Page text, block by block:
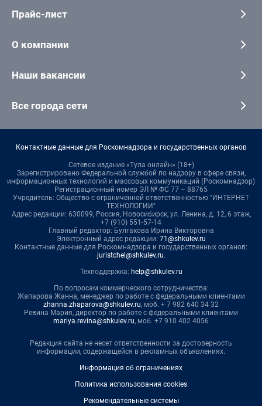
Прайс-лист
О компании
Наши вакансии
Все города сети
Контактные данные для Роскомнадзора и государственных органов
Сетевое издание «Тула онлайн» (18+)
Зарегистрировано Федеральной службой по надзору в сфере связи,
информационных технологий и массовых коммуникаций (Роскомнадзор)
Регистрационный номер ЭЛ № ФС 77 – 88765
Учредитель: Общество с ограниченной ответственностью "ИНТЕРНЕТ
ТЕХНОЛОГИИ"
Адрес редакции: 630099, Россия, Новосибирск, ул. Ленина, д. 12, 6 этаж,
+7 (910) 551-57-14
Главный редактор: Булгакова Ирина Викторовна
Электронный адрес редакции: 71@shkulev.ru
Контактные данные для Роскомнадзора и государственных органов:
juristchel@shkulev.ru.
Техподдержка: help@shkulev.ru
По вопросам коммерческого сотрудничества:
Жапарова Жанна, менеджер по работе с федеральными клиентами
zhanna.zhaparova@shkulev.ru, моб. + 7 982 640 34 32
Ревина Мария, директор по работе с федеральными клиентами
mariya.revina@shkulev.ru, моб. +7 910 402 4056
Редакция сайта не несет ответственности за достоверность
информации, содержащейся в рекламных объявлениях.
Информация об ограничениях
Политика использования cookies
Рекомендательные системы